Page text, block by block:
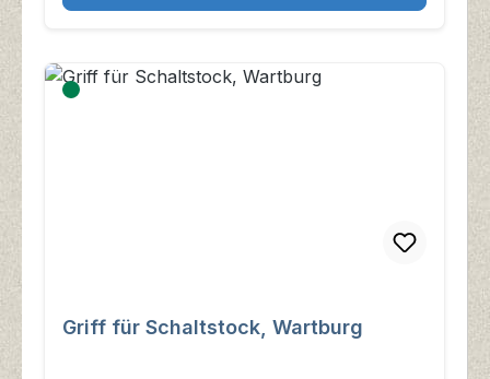
Griff für Schaltstock, Wartburg